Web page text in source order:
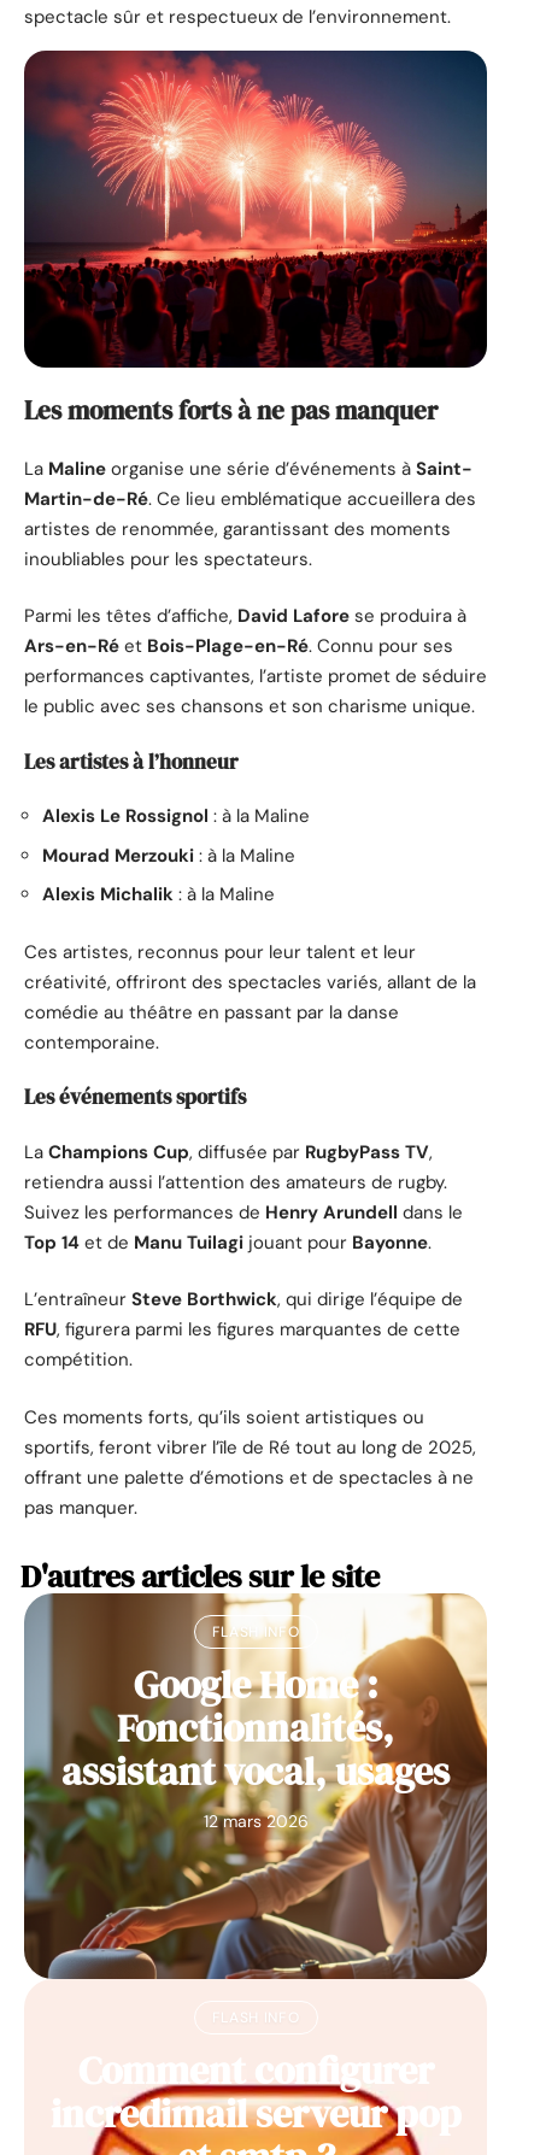
spectacle sûr et respectueux de l’environnement.
Les moments forts à ne pas manquer
La Maline organise une série d’événements à Saint-
Martin-de-Ré. Ce lieu emblématique accueillera des
artistes de renommée, garantissant des moments
inoubliables pour les spectateurs.
Parmi les têtes d’affiche, David Lafore se produira à
Ars-en-Ré et Bois-Plage-en-Ré. Connu pour ses
performances captivantes, l’artiste promet de séduire
le public avec ses chansons et son charisme unique.
Les artistes à l’honneur
Alexis Le Rossignol : à la Maline
Mourad Merzouki : à la Maline
Alexis Michalik : à la Maline
Ces artistes, reconnus pour leur talent et leur
créativité, offriront des spectacles variés, allant de la
comédie au théâtre en passant par la danse
contemporaine.
Les événements sportifs
La Champions Cup, diffusée par RugbyPass TV,
retiendra aussi l’attention des amateurs de rugby.
Suivez les performances de Henry Arundell dans le
Top 14 et de Manu Tuilagi jouant pour Bayonne.
L’entraîneur Steve Borthwick, qui dirige l’équipe de
RFU, figurera parmi les figures marquantes de cette
compétition.
Ces moments forts, qu’ils soient artistiques ou
sportifs, feront vibrer l’île de Ré tout au long de 2025,
offrant une palette d’émotions et de spectacles à ne
pas manquer.
D'autres articles sur le site
FLASH INFO
Google Home :
Fonctionnalités,
assistant vocal, usages
12 mars 2026
FLASH INFO
Comment configurer
incredimail serveur pop